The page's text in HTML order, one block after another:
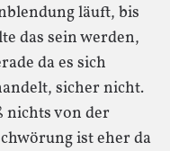
läuft, bis
das sein werden,
da es sich
sicher nicht.
nichts von der
ist eher da